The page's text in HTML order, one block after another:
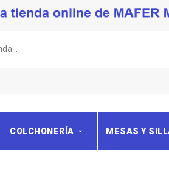
COLCHONERÍA MESAS Y